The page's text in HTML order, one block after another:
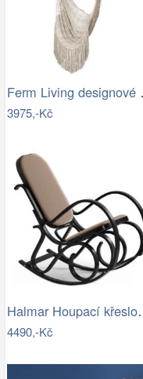
3975,-Kč
Halmar
4490,-Kč